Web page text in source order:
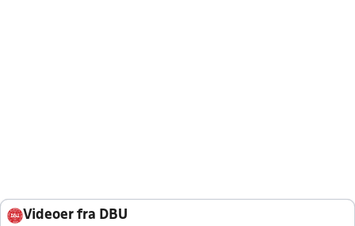
Videoer fra DBU